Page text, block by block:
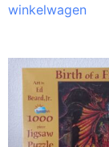
winkelwagen